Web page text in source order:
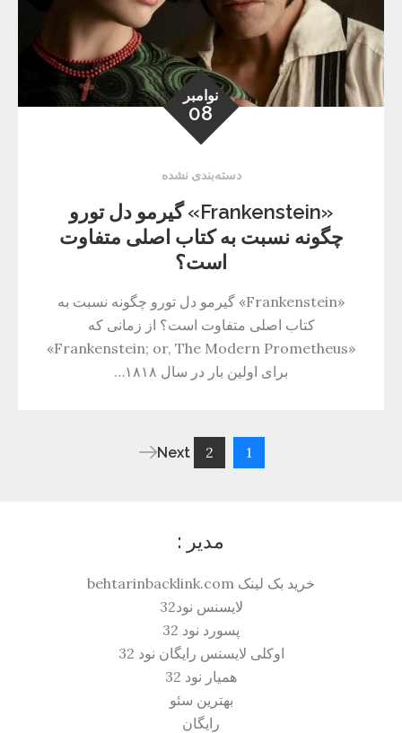
نوامبر
08
دسته‌بندی نشده
«Frankenstein» گیرمو دل تورو
چگونه نسبت به کتاب اصلی متفاوت
است؟
«Frankenstein» گیرمو دل تورو چگونه نسبت به
کتاب اصلی متفاوت است؟ از زمانی که
«Frankenstein; or, The Modern Prometheus»
برای اولین بار در سال ۱۸۱۸…
1
2
Next
مدیر :
خرید بک لینک behtarinbacklink.com
لایسنس نود32
پسورد نود 32
اوکلی لایسنس رایگان نود 32
همیار نود 32
بهترین سئو
رایگان